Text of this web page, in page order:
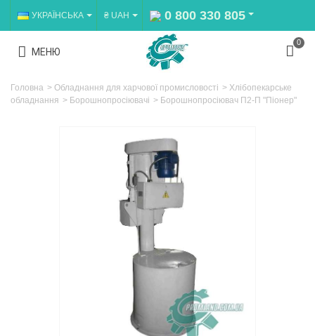
УКРАЇНСЬКА ₴ UAH 0 800 330 805
МЕНЮ
0
Головна > Обладнання для харчової промисловості > Хлібопекарське
обладнання > Борошнопросіювачі > Борошнопросіювач П2-П "Піонер"